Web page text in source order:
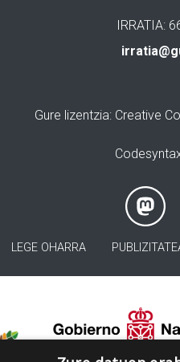
IRRATIA:
Gure lizentzia: Creative
LEGE OHARRA